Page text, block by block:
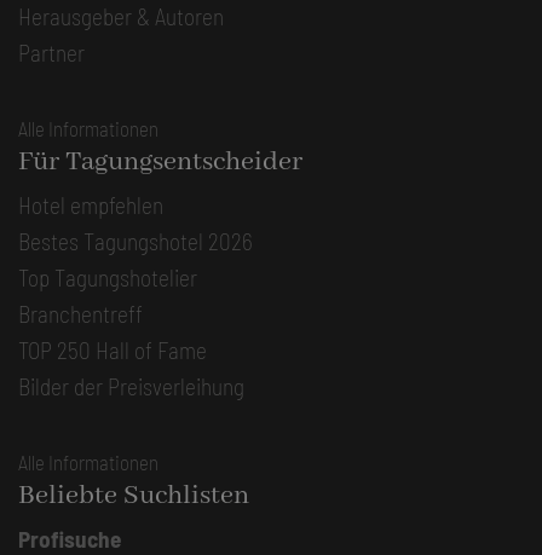
Herausgeber & Autoren
Partner
Alle Informationen
Für Tagungsentscheider
Hotel empfehlen
Bestes Tagungshotel 2026
Top Tagungshotelier
Branchentreff
TOP 250 Hall of Fame
Bilder der Preisverleihung
Alle Informationen
Beliebte Suchlisten
Profisuche